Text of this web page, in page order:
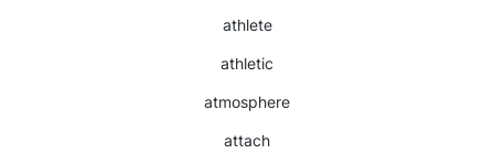
athlete
athletic
atmosphere
attach